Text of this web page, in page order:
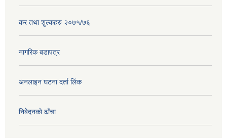
कर तथा शुल्कहरु २०७५/७६
नागरिक बडापत्र
अनलाइन घटना दर्ता लिंक
निबेदनको ढाँचा